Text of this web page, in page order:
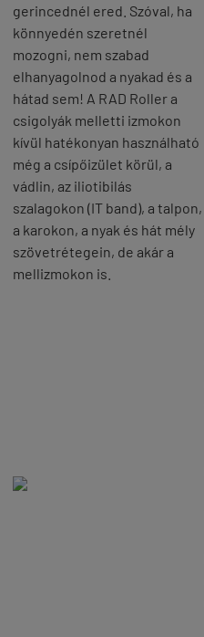
gerincednél ered. Szóval, ha
könnyedén szeretnél
mozogni, nem szabad
elhanyagolnod a nyakad és a
hátad sem! A RAD Roller a
csigolyák melletti izmokon
kívül hatékonyan használható
még a csípőizület körül, a
vádlin, az iliotibilás
szalagokon (IT band), a talpon,
a karokon, a nyak és hát mély
szövetrétegein, de akár a
mellizmokon is.